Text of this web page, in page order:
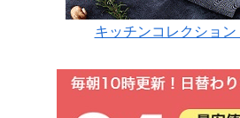
キッチンコレクショ